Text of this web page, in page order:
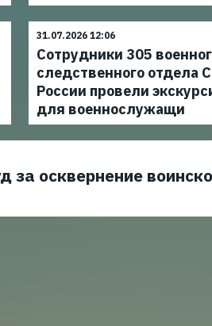
31.07.2026 12:06
Сотрудники 305
следственного отдела
России провели
для военнослужащи
за осквернение